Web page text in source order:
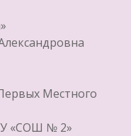
Местного
«СОШ № 2»